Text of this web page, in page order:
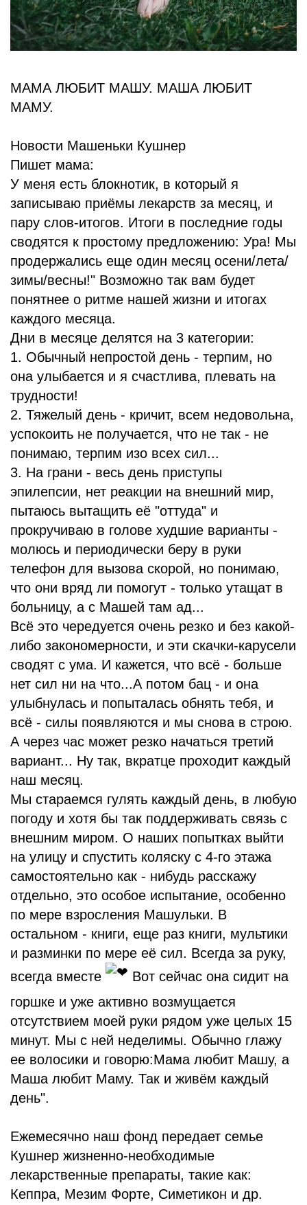
МАМА ЛЮБИТ МАШУ. МАША ЛЮБИТ
МАМУ.
Новости Машеньки Кушнер
Пишет мама:
У меня есть блокнотик, в который я
записываю приёмы лекарств за месяц, и
пару слов-итогов. Итоги в последние годы
сводятся к простому предложению: Ура! Мы
продержались еще один месяц осени/лета/
зимы/весны!" Возможно так вам будет
понятнее о ритме нашей жизни и итогах
каждого месяца.
Дни в месяце делятся на 3 категории:
1. Обычный непростой день - терпим, но
она улыбается и я счастлива, плевать на
трудности!
2. Тяжелый день - кричит, всем недовольна,
успокоить не получается, что не так - не
понимаю, терпим изо всех сил...
3. На грани - весь день приступы
эпилепсии, нет реакции на внешний мир,
пытаюсь вытащить её "оттуда" и
прокручиваю в голове худшие варианты -
молюсь и периодически беру в руки
телефон для вызова скорой, но понимаю,
что они вряд ли помогут - только утащат в
больницу, а с Машей там ад...
Всё это чередуется очень резко и без какой-
либо закономерности, и эти скачки-карусели
сводят с ума. И кажется, что всё - больше
нет сил ни на что...А потом бац - и она
улыбнулась и попыталась обнять тебя, и
всё - силы появляются и мы снова в строю.
А через час может резко начаться третий
вариант... Ну так, вкратце проходит каждый
наш месяц.
Мы стараемся гулять каждый день, в любую
погоду и хотя бы так поддерживать связь с
внешним миром. О наших попытках выйти
на улицу и спустить коляску с 4-го этажа
самостоятельно как - нибудь расскажу
отдельно, это особое испытание, особенно
по мере взросления Машульки. В
остальном - книги, еще раз книги, мультики
и разминки по мере её сил. Всегда за руку,
всегда вместе
Вот сейчас она сидит на
горшке и уже активно возмущается
отсутствием моей руки рядом уже целых 15
минут. Мы с ней неделимы. Обычно глажу
ее волосики и говорю:Мама любит Машу, а
Маша любит Маму. Так и живём каждый
день".
Ежемесячно наш фонд передает семье
Кушнер жизненно-необходимые
лекарственные препараты, такие как:
Кеппра, Мезим Форте, Симетикон и др.